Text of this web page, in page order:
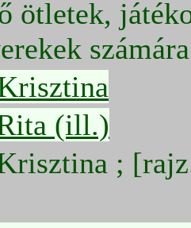
ötletek,
számára
(ill.)
;